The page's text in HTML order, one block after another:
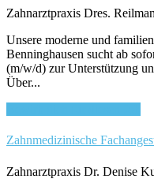
Zahnarztpraxis Dres.
Unsere moderne und
Benninghausen sucht ab
(m/w/d) zur Unterstützung
Über...
Zahnmedizinische
Zahnarztpraxis Dr. Denise